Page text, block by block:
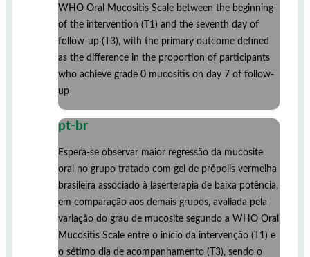
WHO Oral Mucositis Scale between the beginning
of the intervention (T1) and the seventh day of
follow-up (T3), with the primary outcome defined
as the difference in the proportion of participants
who achieve grade 0 mucositis on day 7 of follow-
up
pt-br
Espera-se observar maior regressão da mucosite
oral no grupo tratado com gel de própolis vermelha
brasileira associado à laserterapia de baixa potência,
em comparação aos demais grupos, avaliada pela
variação do grau de mucosite segundo a WHO Oral
Mucositis Scale entre o início da intervenção (T1) e
o sétimo dia de acompanhamento (T3), sendo o